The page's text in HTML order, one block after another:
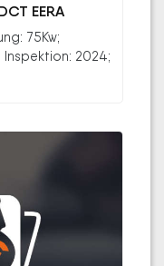
EERA
75Kw;
Inspektion: 2024;